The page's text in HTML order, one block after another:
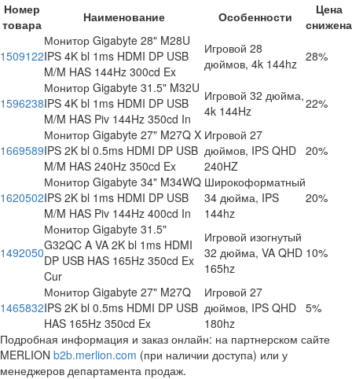
Номер
товара
Наименование Особенности
Цена
снижена
1509122
Монитор Gigabyte 28" M28U
IPS 4K bl 1ms HDMI DP USB
M/M HAS 144Hz 300cd Ex
Игровой 28
дюймов, 4k 144hz 28%
1596238
Монитор Gigabyte 31.5" M32U
IPS 4K bl 1ms HDMI DP USB
M/M HAS Piv 144Hz 350cd In
Игровой 32 дюйма,
4k 144Hz
22%
1669589
Монитор Gigabyte 27" M27Q X
IPS 2K bl 0.5ms HDMI DP USB
M/M HAS 240Hz 350cd Ex
Игровой 27
дюймов, IPS QHD
240HZ
20%
1620502
Монитор Gigabyte 34" M34WQ
IPS 2K bl 1ms HDMI DP USB
M/M HAS Piv 144Hz 400cd In
Широкоформатный
34 дюйма, IPS
144hz
20%
1492050
Монитор Gigabyte 31.5"
G32QC A VA 2K bl 1ms HDMI
DP USB HAS 165Hz 350cd Ex
Cur
Игровой изогнутый
32 дюйма, VA QHD
165hz
10%
1465832
Монитор Gigabyte 27" M27Q
IPS 2K bl 0.5ms HDMI DP USB
HAS 165Hz 350cd Ex
Игровой 27
дюймов, IPS QHD
180hz
5%
Подробная информация и заказ онлайн: на партнерском сайте
MERLION b2b.merlion.com (при наличии доступа) или у
менеджеров департамента продаж.